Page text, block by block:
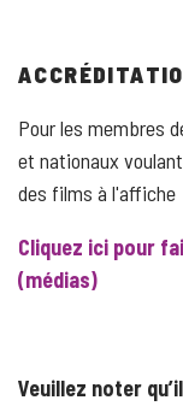
Pour les membres
et nationaux
des films à l'affiche
Cliquez ici pour
(médias)
Veuillez noter